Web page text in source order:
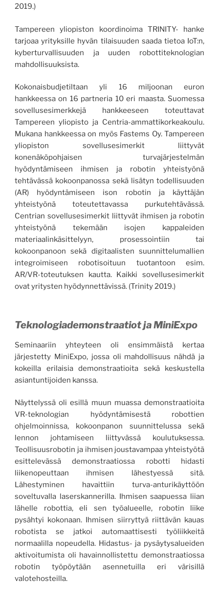
2019.)
Tampereen yliopiston koordinoima TRINITY- hanke
tarjoaa yrityksille hyvän tilaisuuden saada tietoa IoT:n,
kyberturvallisuuden ja uuden robottiteknologian
mahdollisuuksista.
Kokonaisbudjetiltaan yli 16 miljoonan euron
hankkeessa on 16 partneria 10 eri maasta. Suomessa
sovellusesimerkkejä hankkeeseen toteuttavat
Tampereen yliopisto ja Centria-ammattikorkeakoulu.
Mukana hankkeessa on myös Fastems Oy. Tampereen
yliopiston sovellusesimerkit liittyvät
konenäköpohjaisen turvajärjestelmän
hyödyntämiseen ihmisen ja robotin yhteistyönä
tehtävässä kokoonpanossa sekä lisätyn todellisuuden
(AR) hyödyntämiseen ison robotin ja käyttäjän
yhteistyönä toteutettavassa purkutehtävässä.
Centrian sovellusesimerkit liittyvät ihmisen ja robotin
yhteistyönä tekemään isojen kappaleiden
materiaalinkäsittelyyn, prosessointiin tai
kokoonpanoon sekä digitaalisten suunnittelumallien
integroimiseen robotisoituun tuotantoon esim.
AR/VR-toteutuksen kautta. Kaikki sovellusesimerkit
ovat yritysten hyödynnettävissä. (Trinity 2019.)
Teknologiademonstraatiot ja MiniExpo
Seminaariin yhteyteen oli ensimmäistä kertaa
järjestetty MiniExpo, jossa oli mahdollisuus nähdä ja
kokeilla erilaisia demonstraatioita sekä keskustella
asiantuntijoiden kanssa.
Näyttelyssä oli esillä muun muassa demonstraatioita
VR-teknologian hyödyntämisestä robottien
ohjelmoinnissa, kokoonpanon suunnittelussa sekä
lennon johtamiseen liittyvässä koulutuksessa.
Teollisuusrobotin ja ihmisen joustavampaa yhteistyötä
esittelevässä demonstraatiossa robotti hidasti
liikenopeuttaan ihmisen lähestyessä sitä.
Lähestyminen havaittiin turva-anturikäyttöön
soveltuvalla laserskannerilla. Ihmisen saapuessa liian
lähelle robottia, eli sen työalueelle, robotin liike
pysähtyi kokonaan. Ihmisen siirryttyä riittävän kauas
robotista se jatkoi automaattisesti työliikkeitä
normaalilla nopeudella. Hidastus- ja pysäytysalueiden
aktivoitumista oli havainnollistettu demonstraatiossa
robotin työpöytään asennetuilla eri värisillä
valotehosteilla.